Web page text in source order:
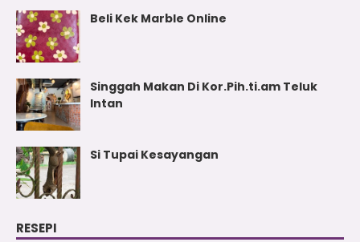
Beli Kek Marble Online
Singgah Makan Di Kor.Pih.ti.am Teluk
Intan
Si Tupai Kesayangan
RESEPI